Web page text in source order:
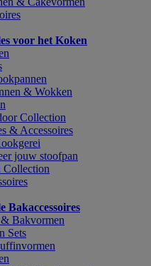
voor het Koken
& Wokken
Collection
& Accessoires
jouw stoofpan
Collection
Bakaccessoires
Bakvormen
Sets